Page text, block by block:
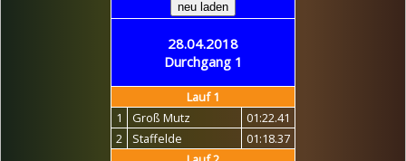
28.04.2018
Durchgang 1
Lauf 1
1
Groß Mutz
01:22.41
2
Staffelde
01:18.37